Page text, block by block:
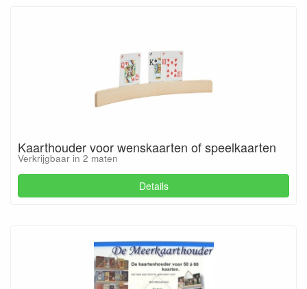
Kaarthouder voor wenskaarten of speelkaarten
Verkrijgbaar in 2 maten
Details